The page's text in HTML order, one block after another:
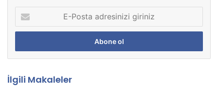
P
s
a
İlgili Makaleler